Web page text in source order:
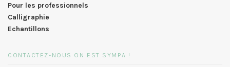
Pour les professionnels
Calligraphie
Echantillons
CONTACTEZ-NOUS ON EST SYMPA !